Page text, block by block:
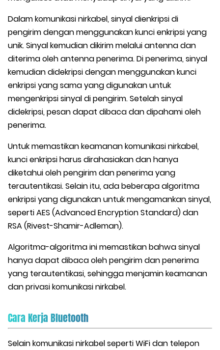
Dalam komunikasi nirkabel, sinyal dienkripsi di
pengirim dengan menggunakan kunci enkripsi yang
unik. Sinyal kemudian dikirim melalui antenna dan
diterima oleh antenna penerima. Di penerima, sinyal
kemudian didekripsi dengan menggunakan kunci
enkripsi yang sama yang digunakan untuk
mengenkripsi sinyal di pengirim. Setelah sinyal
didekripsi, pesan dapat dibaca dan dipahami oleh
penerima.
Untuk memastikan keamanan komunikasi nirkabel,
kunci enkripsi harus dirahasiakan dan hanya
diketahui oleh pengirim dan penerima yang
terautentikasi. Selain itu, ada beberapa algoritma
enkripsi yang digunakan untuk mengamankan sinyal,
seperti AES (Advanced Encryption Standard) dan
RSA (Rivest-Shamir-Adleman).
Algoritma-algoritma ini memastikan bahwa sinyal
hanya dapat dibaca oleh pengirim dan penerima
yang terautentikasi, sehingga menjamin keamanan
dan privasi komunikasi nirkabel.
Cara Kerja Bluetooth
Selain komunikasi nirkabel seperti WiFi dan telepon